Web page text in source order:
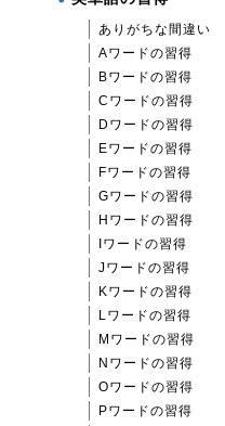
ありがちな間違い
Aワードの習得
Bワードの習得
Cワードの習得
Dワードの習得
Eワードの習得
Fワードの習得
Gワードの習得
Hワードの習得
Iワードの習得
Jワードの習得
Kワードの習得
Lワードの習得
Mワードの習得
Nワードの習得
Oワードの習得
Pワードの習得